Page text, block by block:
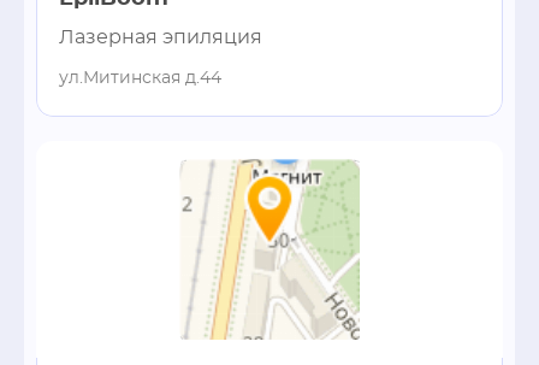
Лазерная эпиляция
ул.Митинская д.44